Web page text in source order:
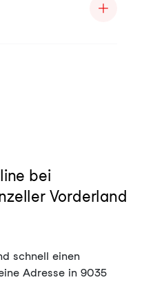
bei
Vorderland
schnell einen
Adresse in 9035